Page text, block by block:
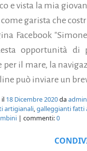
e vista la mia
come garista che
Facebook
opportunità di
per il mare, la
può inviare un
il 18 Dicembre 2020daadmin
artigianali,galleggianti fatti
| commenti:0